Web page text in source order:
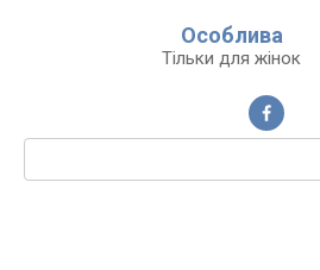
Особлива
Тільки для жінок
Пошук: